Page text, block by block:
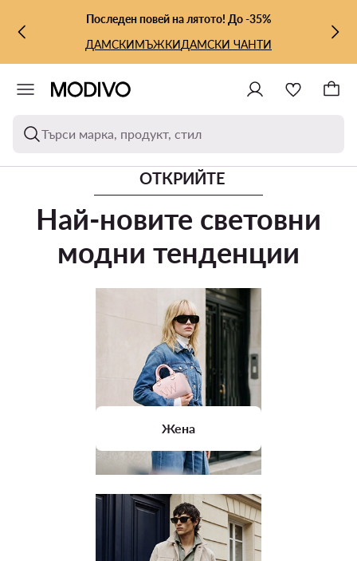
КЪМ ОСНОВНОТО СЪДЪРЖАНИЕ
КЪМ ТЪРСЕНЕПоследен повей на лятото! До -35%
ДАМСКИМЪЖКИДАМСКИ ЧАНТИ
Търси марка, продукт, стил
ОТКРИЙТЕ
Най-новите световни
модни тенденции
Жена